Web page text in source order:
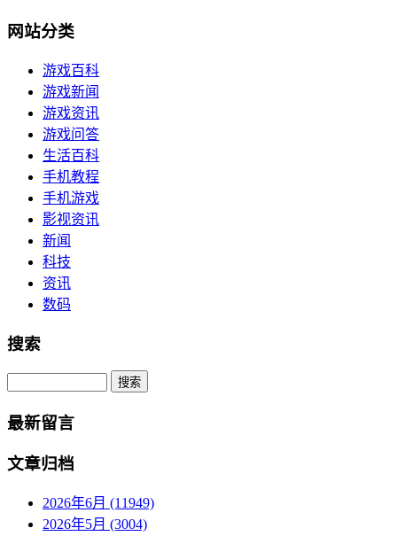
网站分类
游戏百科
游戏新闻
游戏资讯
游戏问答
生活百科
手机教程
手机游戏
影视资讯
新闻
科技
资讯
数码
搜索
Search
最新留言
文章归档
2026年6月 (11949)
2026年5月 (3004)